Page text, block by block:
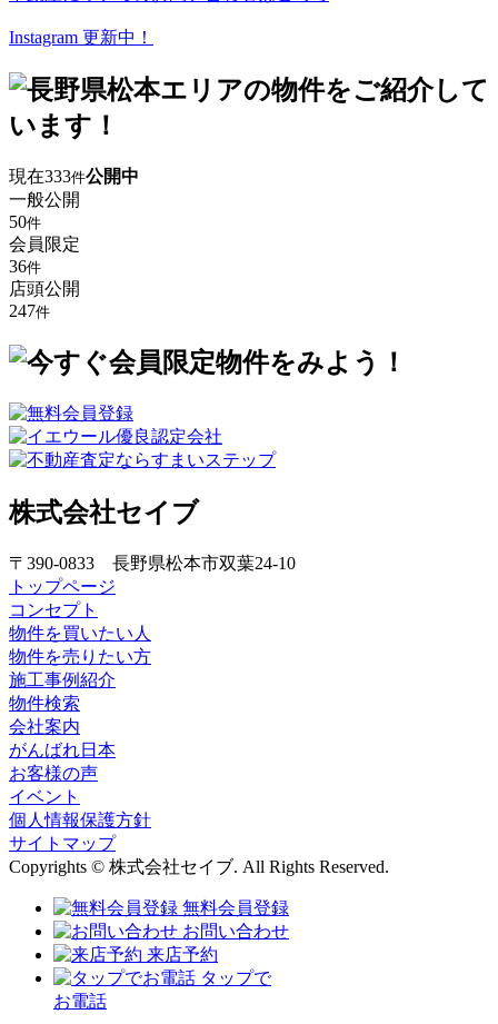
Instagram 更新中！
現在333件公開中
一般公開
50件
会員限定
36件
店頭公開
247件
株式会社セイブ
〒390-0833 長野県松本市双葉24-10
トップページ
コンセプト
物件を買いたい人
物件を売りたい方
施工事例紹介
物件検索
会社案内
がんばれ日本
お客様の声
イベント
個人情報保護方針
サイトマップ
Copyrights © 株式会社セイブ. All Rights Reserved.
無料会員登録
お問い合わせ
来店予約
タップで
お電話